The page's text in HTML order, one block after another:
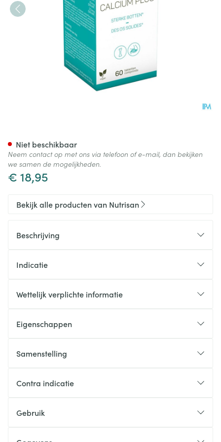
€ 18,95
Niet beschikbaar
Neem contact op met ons via telefoon of e-mail, dan bekijken
we samen de mogelijkheden.
Bekijk alle producten van Nutrisan
Beschrijving
Indicatie
Wettelijk verplichte informatie
Eigenschappen
Samenstelling
Contra indicatie
Gebruik